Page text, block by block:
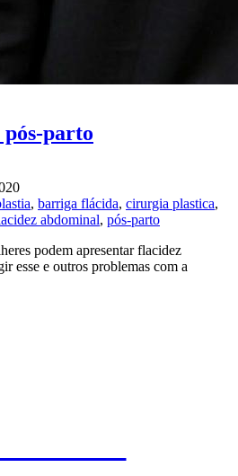
parto
, barriga flácida, cirurgia plastica,
abdominal, pós-parto
podem apresentar flacidez
esse e outros problemas com a